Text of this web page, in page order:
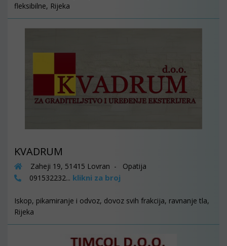
fleksibilne, Rijeka
KVADRUM
Zaheji 19, 51415 Lovran - Opatija
091532232... klikni za broj
Iskop, pikamiranje i odvoz, dovoz svih frakcija, ravnanje tla,
Rijeka